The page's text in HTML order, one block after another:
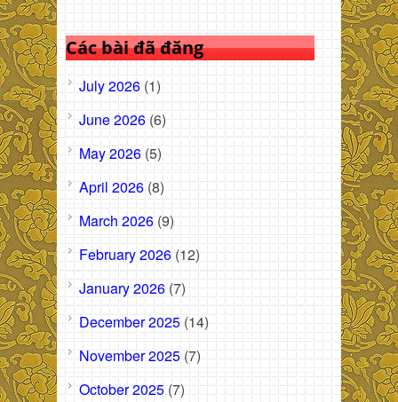
Các bài đã đăng
July 2026 (1)
June 2026 (6)
May 2026 (5)
April 2026 (8)
March 2026 (9)
February 2026 (12)
January 2026 (7)
December 2025 (14)
November 2025 (7)
October 2025 (7)